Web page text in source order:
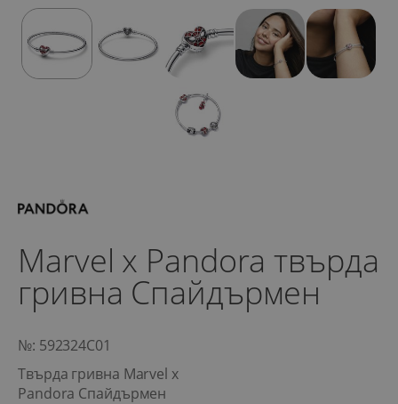
Marvel x Pandora твърда
гривна Спайдърмен
№: 592324C01
Твърда гривна Marvel x
Pandora Спайдърмен